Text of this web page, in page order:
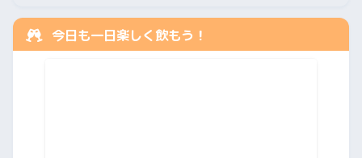
今日も一日楽しく飲もう！